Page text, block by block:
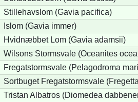
Stillehavslom (Gavia pacifica)
Islom (Gavia immer)
Hvidnæbbet Lom (Gavia adamsii)
Wilsons Stormsvale (Oceanites
Fregatstormsvale (Pelagodroma
Sortbuget Fregatstormsvale
Tristan Albatros (Diomedea